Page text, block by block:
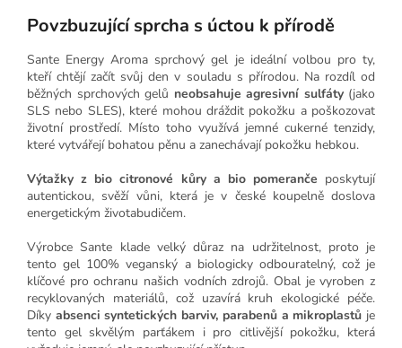
Povzbuzující sprcha s úctou k přírodě
Sante Energy Aroma sprchový gel je ideální volbou pro ty,
kteří chtějí začít svůj den v souladu s přírodou. Na rozdíl od
běžných sprchových gelů neobsahuje agresivní sulfáty(jako
SLS nebo SLES), které mohou dráždit pokožku a poškozovat
životní prostředí. Místo toho využívá jemné cukerné tenzidy,
které vytvářejí bohatou pěnu a zanechávají pokožku hebkou.
Výtažky z bio citronové kůry a bio pomeranče poskytují
autentickou, svěží vůni, která je v české koupelně doslova
energetickým životabudičem.
Výrobce Sante klade velký důraz na udržitelnost, proto je
tento gel 100% veganský a biologicky odbouratelný, což je
klíčové pro ochranu našich vodních zdrojů. Obal je vyroben z
recyklovaných materiálů, což uzavírá kruh ekologické péče.
Díky absenci syntetických barviv, parabenů a mikroplastů je
tento gel skvělým parťákem i pro citlivější pokožku, která